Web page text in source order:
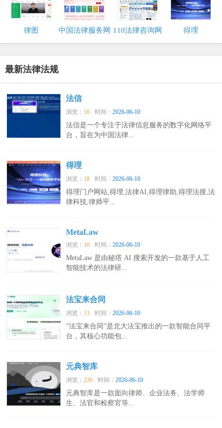
律图 中国法律服务网 110法律咨询网 得理
最新法律法规
法信
浏览： 16 时间：2026-06-10
法信是一个专注于法律信息服务的数字化网络平
台，旨在为中国法律...
得理
浏览： 18 时间：2026-06-10
得理门户网站,得理,法律AI,得理律助,得理法搜,法
律科技,律师平...
MetaLaw
浏览： 16 时间：2026-06-10
MetaLaw 是由秘塔 AI 搜索开发的一款基于人工
智能技术的法律研...
法宝来合同
浏览： 13 时间：2026-06-10
“法宝来合同”是北大法宝推出的一款智能合同平
台，其核心功能包...
元典智库
浏览：236 时间：2026-06-10
元典智库是一款面向律师、企业法务、法学师
生、法官和检察官等...